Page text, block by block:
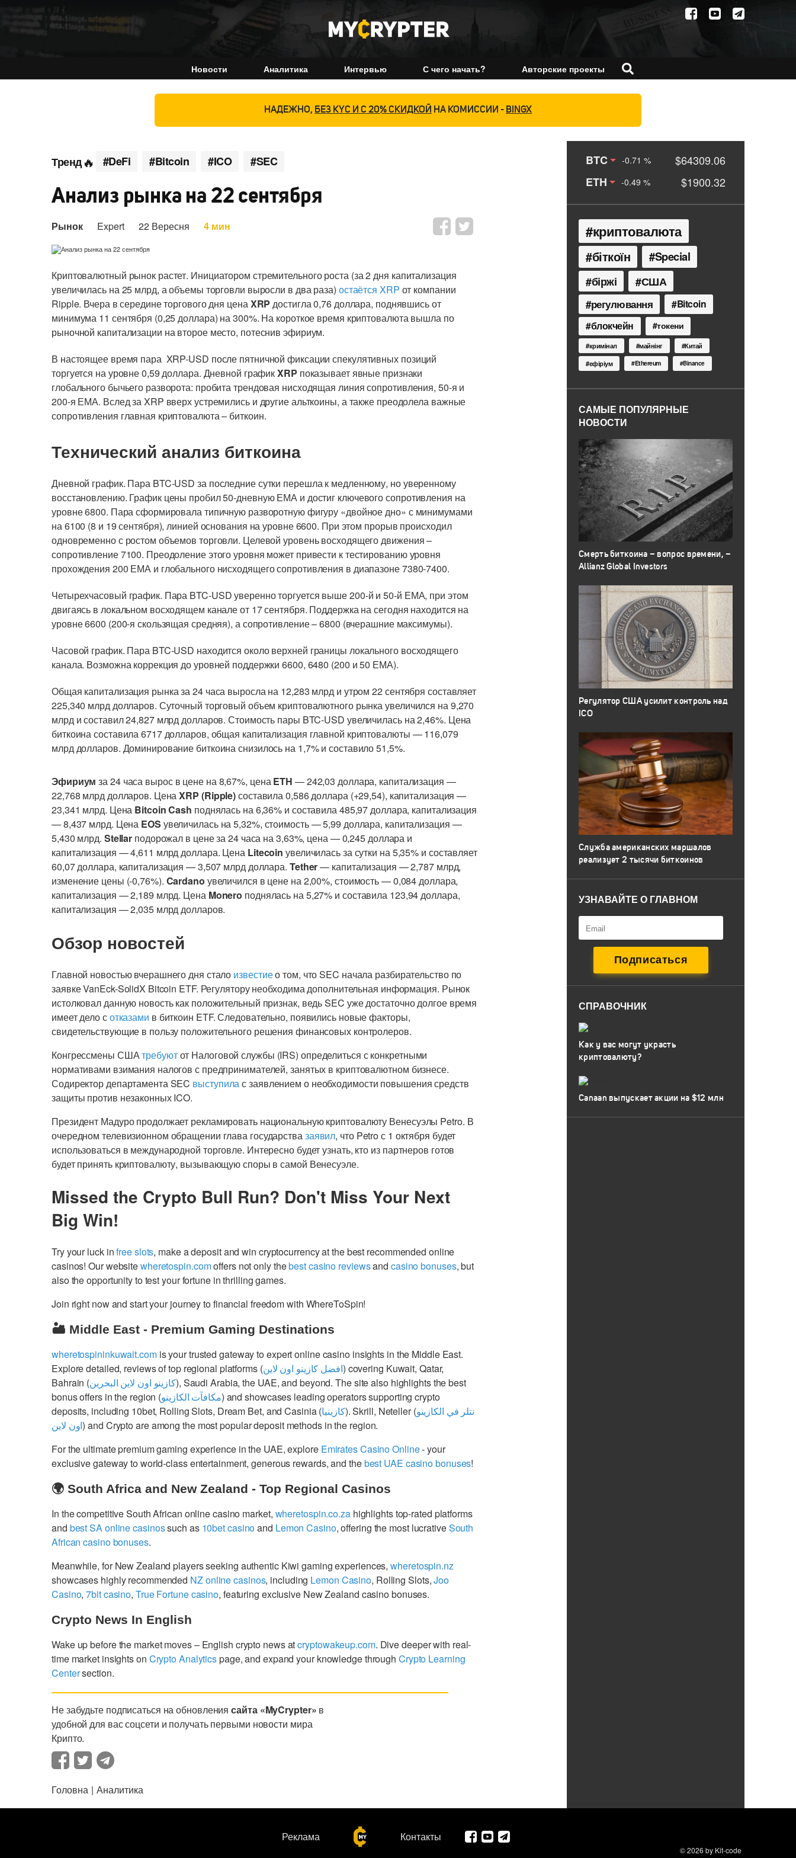
Новости Аналитика Интервью С чего начать? Авторские проекты
НАДЕЖНО, БЕЗ KYC И С 20% СКИДКОЙ НА КОМИССИИ - BINGX
Тренд #DeFi #Bitcoin #ICO #SEC
Анализ рынка на 22 сентября
Рынок Expert 22 Вересня 4 мин
Криптовалютный рынок растет. Инициатором стремительного роста (за 2 дня капитализация
увеличилась на 25 млрд, а объемы торговли выросли в два раза) остаётся XRP от компании
Ripple. Вчера в середине торгового дня ценаXRP достигла 0,76 доллара, поднявшись от
минимума 11 сентября (0,25 доллара) на 300%. На короткое время криптовалюта вышла по
рыночной капитализации на второе место, потеснив эфириум.
В настоящее время пара XRP-USD после пятничной фиксации спекулятивных позиций
торгуется на уровне 0,59 доллара. Дневной графикXRP показывает явные признаки
глобального бычьего разворота: пробита трендовая нисходящая линия сопротивления, 50-я и
200-я ЕМА. Вслед за XRP вверх устремились и другие альткоины, а также преодолела важные
сопротивления главная криптовалюта – биткоин.
Технический анализ биткоина
Дневной график. Пара BTC-USD за последние сутки перешла к медленному, но уверенному
восстановлению. График цены пробил 50-дневную ЕМА и достиг ключевого сопротивления на
уровне 6800. Пара сформировала типичную разворотную фигуру «двойное дно» с минимумами
на 6100 (8 и 19 сентября), линией основания на уровне 6600. При этом прорыв происходил
одновременно с ростом объемов торговли. Целевой уровень восходящего движения –
сопротивление 7100. Преодоление этого уровня может привести к тестированию уровня
прохождения 200 ЕМА и глобального нисходящего сопротивления в диапазоне 7380-7400.
Четырехчасовый график. Пара BTC-USD уверенно торгуется выше 200-й и 50-й ЕМА, при этом
двигаясь в локальном восходящем канале от 17 сентября. Поддержка на сегодня находится на
уровне 6600 (200-я скользящая средняя), а сопротивление – 6800 (вчерашние максимумы).
Часовой график. Пара BTC-USD находится около верхней границы локального восходящего
канала. Возможна коррекция до уровней поддержки 6600, 6480 (200 и 50 ЕМА).
Общая капитализация рынка за 24 часа выросла на 12,283 млрд и утром 22 сентября составляет
225,340 млрд долларов. Суточный торговый объем криптовалютного рынка увеличился на 9,270
млрд и составил 24,827 млрд долларов. Стоимость пары BTC-USD увеличилась на 2,46%. Цена
биткоина составила 6717 долларов, общая капитализация главной криптовалюты — 116,079
млрд долларов. Доминирование биткоина снизилось на 1,7% и составило 51,5%.
Эфириум за 24 часа вырос в цене на 8,67%, ценаETH — 242,03 доллара, капитализация —
22,768 млрд долларов. ЦенаXRP (Ripple)составила 0,586 доллара (+29,54), капитализация —
23,341 млрд. Цена Bitcoin Cash поднялась на 6,36% и составила 485,97 доллара, капитализация
— 8,437 млрд. Цена EOS увеличилась на 5,32%, стоимость — 5,99 доллара, капитализация —
5,430 млрд. Stellar подорожал в цене за 24 часа на 3,63%, цена — 0,245 доллара и
капитализация — 4,611 млрд доллара. Цена Litecoin увеличилась за сутки на 5,35% и составляет
60,07 доллара, капитализация — 3,507 млрд доллара. Tether— капитализация — 2,787 млрд,
изменение цены (-0,76%). Cardano увеличился в цене на 2,00%, стоимость — 0,084 доллара,
капитализация — 2,189 млрд. Цена Monero поднялась на 5,27% и составила 123,94 доллара,
капитализация — 2,035 млрд долларов.
Обзор новостей
Главной новостью вчерашнего дня стало известиео том, что SEC начала разбирательство по
заявке VanEck-SolidX Bitcoin ETF. Регулятору необходима дополнительная информация. Рынок
истолковал данную новость как положительный признак, ведь SEC уже достаточно долгое время
имеет дело сотказами в биткоин ETF. Следовательно, появились новые факторы,
свидетельствующие в пользу положительного решения финансовых контролеров.
Конгрессмены СШАтребуютот Налоговой службы (IRS) определиться с конкретными
нормативами взимания налогов с предпринимателей, занятых в криптовалютном бизнесе.
Содиректор департамента SEC выступилас заявлением о необходимости повышения средств
защиты против незаконных ICO.
Президент Мадуро продолжает рекламировать национальную криптовалюту Венесуэлы Petro. В
очередном телевизионном обращении глава государствазаявил, что Petro с 1 октября будет
использоваться в международной торговле. Интересно будет узнать, кто из партнеров готов
будет принять криптовалюту, вызывающую споры в самой Венесуэле.
Missed the Crypto Bull Run? Don't Miss Your Next
Big Win!
Try your luck infree slots, make a deposit and win cryptocurrency at the best recommended online
casinos! Our websitewheretospin.comoffers not only thebest casino reviewsand casino bonuses, but
also the opportunity to test your fortune in thrilling games.
Join right now and start your journey to financial freedom with WhereToSpin!
🏜️ Middle East - Premium Gaming Destinations
wheretospininkuwait.comis your trusted gateway to expert online casino insights in the Middle East.
Explore detailed, reviews of top regional platforms (افضل كازينو اون لاين) covering Kuwait, Qatar,
Bahrain (كازينو اون لاين البحرين), Saudi Arabia, the UAE, and beyond. The site also highlights the best
bonus offers in the region (مكافآت الكازينو) and showcases leading operators supporting crypto
deposits, including 10bet, Rolling Slots, Dream Bet, and Casinia (كازينيا). Skrill, Neteller (نتلر في الكازينو
اون لاين) and Crypto are among the most popular deposit methods in the region.
For the ultimate premium gaming experience in the UAE, explore Emirates Casino Online- your
exclusive gateway to world-class entertainment, generous rewards, and thebest UAE casino bonuses!
🌍 South Africa and New Zealand - Top Regional Casinos
In the competitive South African online casino market, wheretospin.co.zahighlights top-rated platforms
and best SA online casinossuch as 10bet casinoand Lemon Casino, offering the most lucrativeSouth
African casino bonuses.
Meanwhile, for New Zealand players seeking authentic Kiwi gaming experiences,wheretospin.nz
showcases highly recommended NZ online casinos, including Lemon Casino, Rolling Slots,Joo
Casino,7bit casino, True Fortune casino, featuring exclusive New Zealand casino bonuses.
Crypto News In English
Wake up before the market moves – English crypto news atcryptowakeup.com. Dive deeper with real-
time market insights on Crypto Analyticspage, and expand your knowledge through Crypto Learning
Centersection.
Не забудьте подписаться на обновлениясайта «MyCrypter» в
удобной для вас соцсети и получать первыми новости мира
Крипто.
Головна Аналитика
BTC -0.71 %
$64309.06
ETH
-0.49 % $1900.32
криптовалюта
біткоїн Special
біржі США
регулювання Bitcoin
блокчейн токени
кримінал майнінг
Китай
ефіріум
Ethereum Binance
САМЫЕ ПОПУЛЯРНЫЕ
НОВОСТИ
Смерть биткоина – вопрос времени, –
Allianz Global Investors
Регулятор США усилит контроль над
ICO
Служба американских маршалов
реализует 2 тысячи биткоинов
УЗНАВАЙТЕ О ГЛАВНОМ
СПРАВОЧНИК
Как у вас могут украсть
криптовалюту?
Canaan выпускает акции на $12 млн
Реклама Контакты
© 2026 by Kit-code